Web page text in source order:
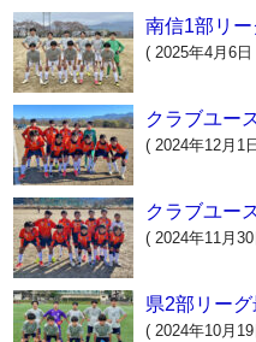
南信1部リ
( 2025年4月6日
クラブユー
( 2024年12月1
クラブユー
( 2024年11月
県2部リー
( 2024年10月